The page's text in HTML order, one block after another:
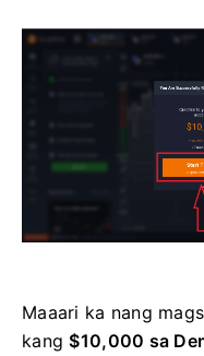
Maaari ka nang
kang$10,000 sa